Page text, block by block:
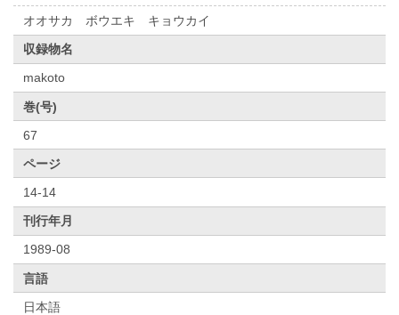
オオサカ ボウエキ キョウカイ
収録物名
makoto
巻(号)
67
ページ
14-14
刊行年月
1989-08
言語
日本語